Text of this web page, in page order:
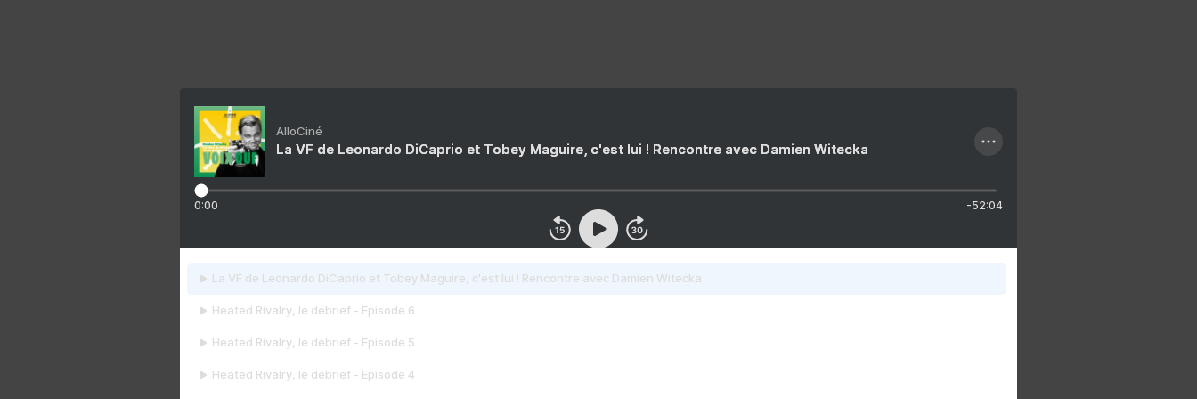
AlloCiné
La VF de Leonardo DiCaprio et Tobey Maguire, c'est lui ! Rencontre avec Damien Witecka
0:00 -52:04
La VF de Leonardo DiCaprio et Tobey Maguire, c'est lui ! Rencontre avec Damien Witecka
Heated Rivalry, le débrief - Episode 6
Heated Rivalry, le débrief - Episode 5
Heated Rivalry, le débrief - Episode 4